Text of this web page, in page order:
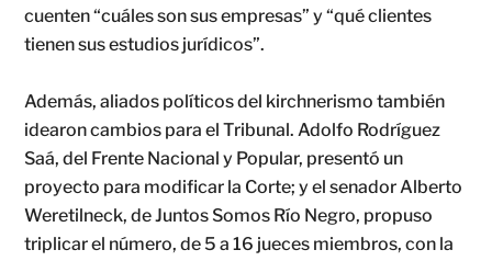
cuenten “cuáles son sus empresas” y “qué clientes
tienen sus estudios jurídicos”.
Además, aliados políticos del kirchnerismo también
idearon cambios para el Tribunal. Adolfo Rodríguez
Saá, del Frente Nacional y Popular, presentó un
proyecto para modificar la Corte; y el senador Alberto
Weretilneck, de Juntos Somos Río Negro, propuso
triplicar el número, de 5 a 16 jueces miembros, con la